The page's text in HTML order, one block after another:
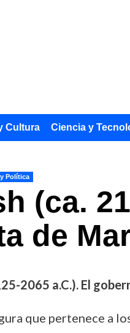
Cultura Ciencia y
Política
(ca.
de
2065 a.C.). El
que pertenece a